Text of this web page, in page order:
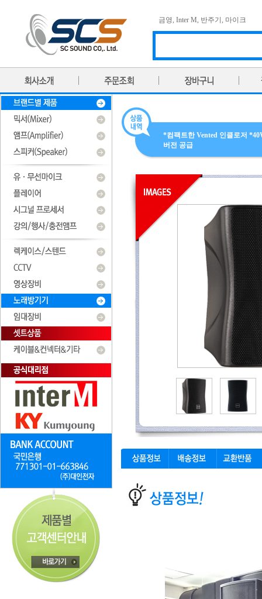
금영, Inter M, 반주기 , 마이크
*컴팩트한 Vented 인클로저
버전 공급